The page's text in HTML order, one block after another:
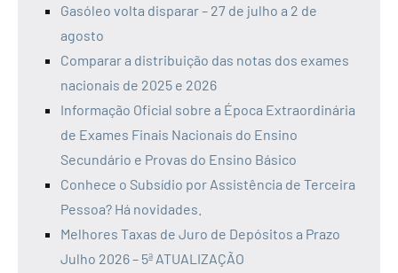
Gasóleo volta disparar – 27 de julho a 2 de
agosto
Comparar a distribuição das notas dos exames
nacionais de 2025 e 2026
Informação Oficial sobre a Época Extraordinária
de Exames Finais Nacionais do Ensino
Secundário e Provas do Ensino Básico
Conhece o Subsídio por Assistência de Terceira
Pessoa? Há novidades.
Melhores Taxas de Juro de Depósitos a Prazo
Julho 2026 – 5ª ATUALIZAÇÃO